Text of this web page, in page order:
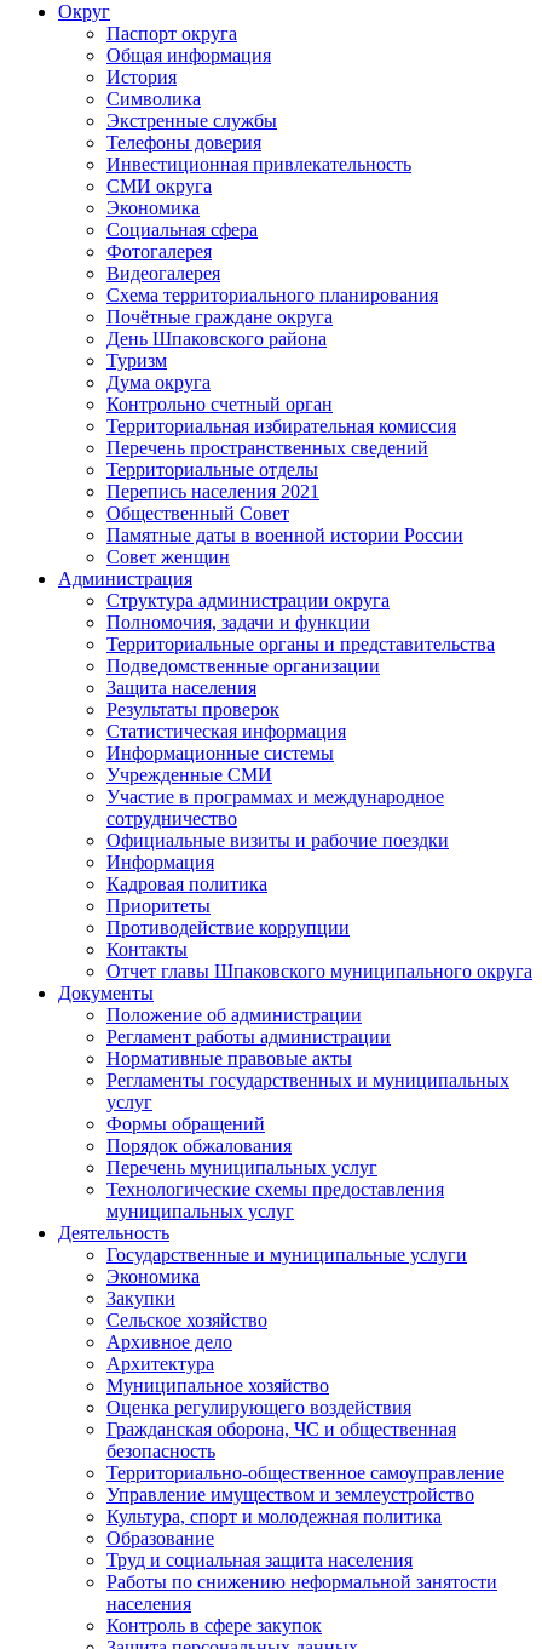
Округ
Паспорт округа
Общая информация
История
Символика
Экстренные службы
Телефоны доверия
Инвестиционная привлекательность
СМИ округа
Экономика
Социальная сфера
Фотогалерея
Видеогалерея
Схема территориального планирования
Почётные граждане округа
День Шпаковского района
Туризм
Дума округа
Контрольно счетный орган
Территориальная избирательная комиссия
Перечень пространственных сведений
Территориальные отделы
Перепись населения 2021
Общественный Совет
Памятные даты в военной истории России
Совет женщин
Администрация
Структура администрации округа
Полномочия, задачи и функции
Территориальные органы и представительства
Подведомственные организации
Защита населения
Результаты проверок
Статистическая информация
Информационные системы
Учрежденные СМИ
Участие в программах и международное
сотрудничество
Официальные визиты и рабочие поездки
Информация
Кадровая политика
Приоритеты
Противодействие коррупции
Контакты
Отчет главы Шпаковского муниципального округа
Документы
Положение об администрации
Регламент работы администрации
Нормативные правовые акты
Регламенты государственных и муниципальных
услуг
Формы обращений
Порядок обжалования
Перечень муниципальных услуг
Технологические схемы предоставления
муниципальных услуг
Деятельность
Государственные и муниципальные услуги
Экономика
Закупки
Сельское хозяйство
Архивное дело
Архитектура
Муниципальное хозяйство
Оценка регулирующего воздействия
Гражданская оборона, ЧС и общественная
безопасность
Территориально-общественное самоуправление
Управление имуществом и землеустройство
Культура, спорт и молодежная политика
Образование
Труд и социальная защита населения
Работы по снижению неформальной занятости
населения
Контроль в сфере закупок